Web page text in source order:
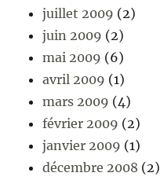
juillet 2009 (2)
juin 2009 (2)
mai 2009 (6)
avril 2009 (1)
mars 2009 (4)
février 2009 (2)
janvier 2009 (1)
décembre 2008 (2)